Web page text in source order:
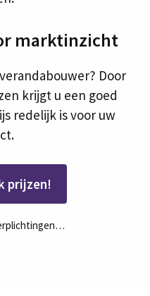
marktinzicht
Door
krijgt u een goed
redelijk is voor uw
prijzen!